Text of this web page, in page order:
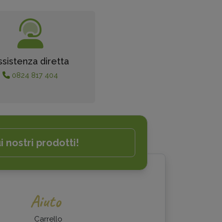
diretta
0824 817 404
nostri prodotti!
Aiuto
Carrello